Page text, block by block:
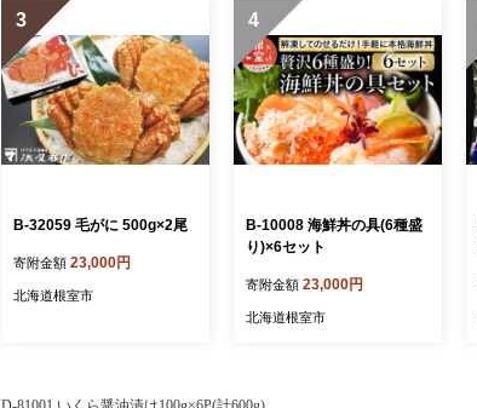
3
B-32059 毛がに 500g×2尾
寄附金額 23,000円
北海道根室市
4
B-10008 海鮮丼の具(6種盛
り)×6セット
寄附金額 23,000円
北海道根室市